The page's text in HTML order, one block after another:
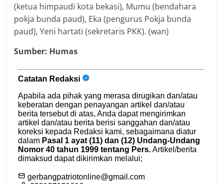
(ketua himpaudi kota bekasi), Mumu (bendahara
pokja bunda paud), Eka (pengurus Pokja bunda
paud), Yeni hartati (sekretaris PKK). (wan)
Sumber: Humas